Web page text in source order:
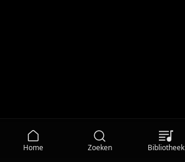
Home Zoeken Bibliotheek